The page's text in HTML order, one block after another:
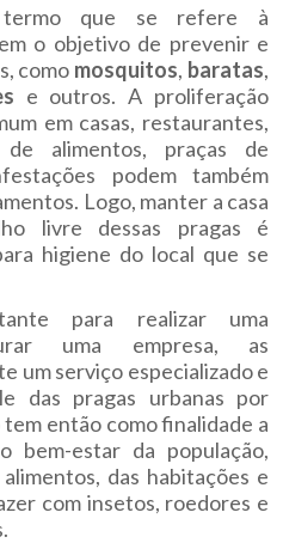
que se refere à
o objetivo de prevenir e
como mosquitos, baratas,
e outros. A proliferação
em casas, restaurantes,
alimentos, praças de
podem também
Logo, manter a casa
livre dessas pragas é
higiene do local que se
para realizar uma
uma empresa, as
um serviço especializado e
das pragas urbanas por
então como finalidade a
bem-estar da população,
das habitações e
com insetos, roedores e